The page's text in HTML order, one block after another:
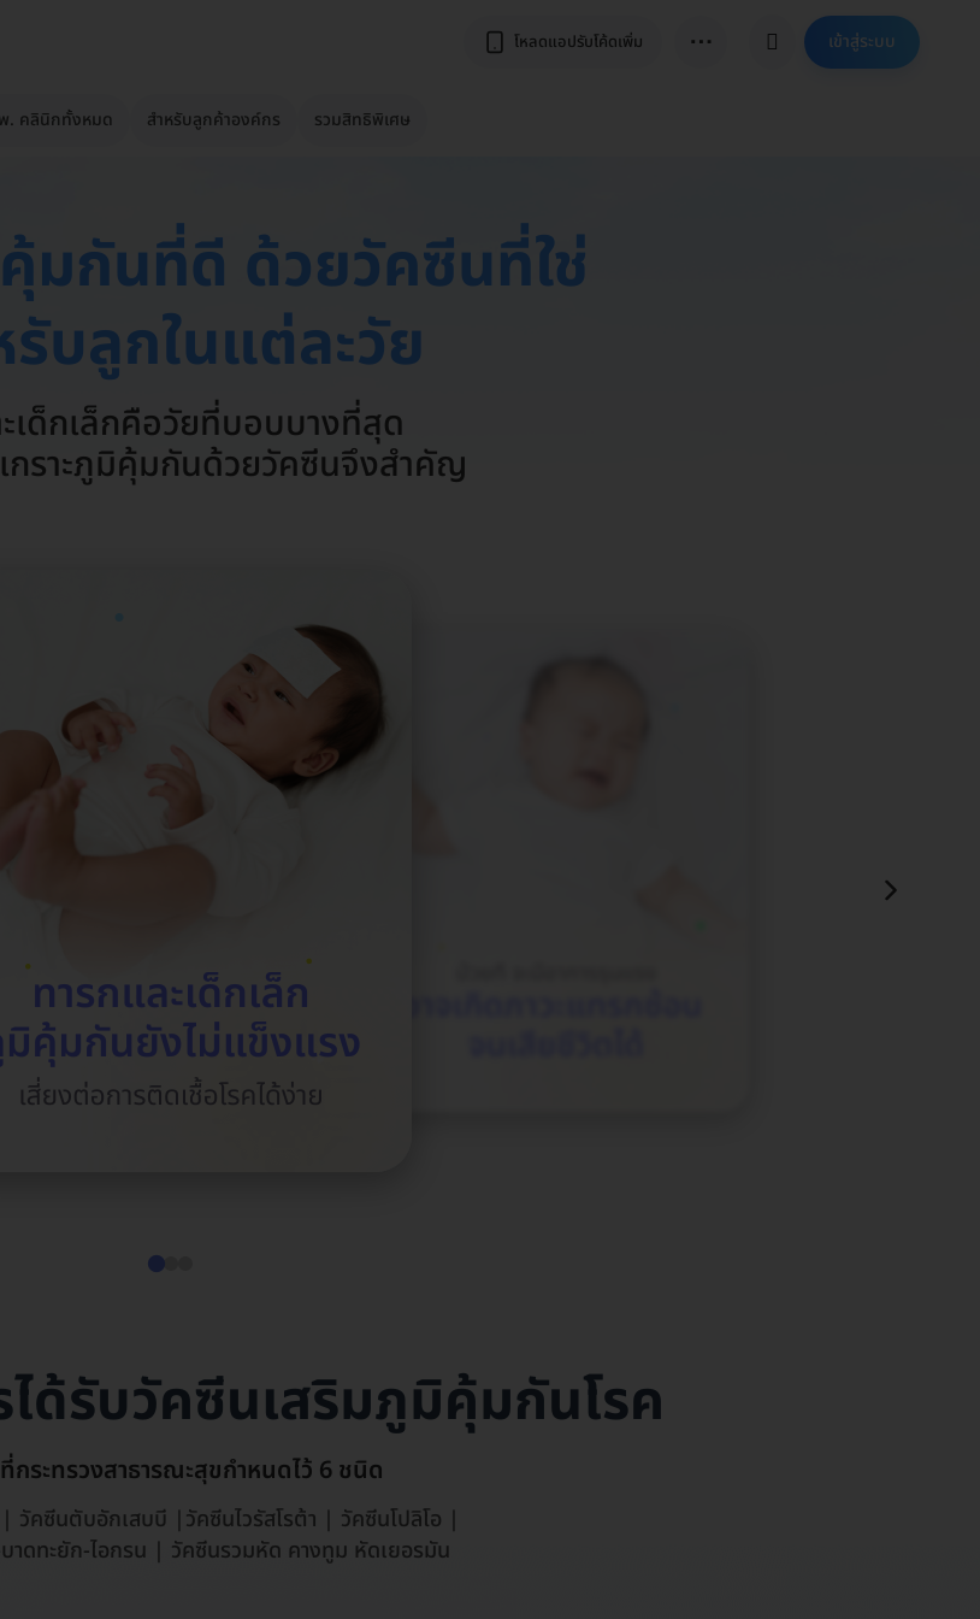
โหลดแอปรับโค้ดเพิ่ม ⋯ เข้าสู่ระบบ
. คลินิกทั้งหมด สำหรับลูกค้าองค์กร รวมสิทธิพิเศษ
มกันที่ดี ด้วยวัคซีนที่ใช่
รับลูกในแต่ละวัย
ะเด็กเล็กคือวัยที่บอบบางที่สุด
กราะภูมิคุ้มกันด้วยวัคซีนจึงสำคัญ
ได้รับวัคซีนเสริมภูมิคุ้มกันโรค
กระทรวงสาธารณะสุขกำหนดไว้ 6 ชนิด
วัคซีนตับอักเสบบี |วัคซีนไวรัสโรต้า | วัคซีนโปลิโอ |
าดทะยัก-ไอกรน | วัคซีนรวมหัด คางทูม หัดเยอรมัน